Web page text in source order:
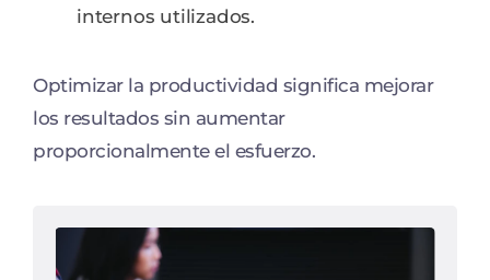
internos utilizados.
Optimizar la productividad significa mejorar
los resultados sin aumentar
proporcionalmente el esfuerzo.